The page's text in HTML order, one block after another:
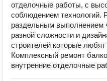
отделочные работы, с
соблюдением технологий.
раздельным выполнением
разной сложности и
строителей которые
Комплексный ремонт
внутренние отделочные